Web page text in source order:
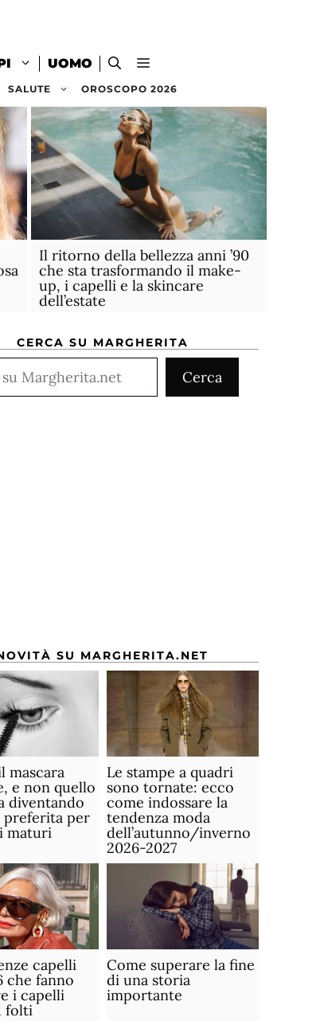
UOMO
SALUTE OROSCOPO 2026
Il ritorno della bellezza anni ’90
che sta trasformando il make-
up, i capelli e la skincare
dell’estate
CERCA SU MARGHERITA
Cerca
SU MARGHERITA.NET
mascara
e non quello
diventando
preferita per
maturi
Le stampe a quadri
sono tornate: ecco
come indossare la
tendenza moda
dell’autunno/inverno
2026-2027
capelli
che fanno
i capelli
folti
Come superare la fine
di una storia
importante